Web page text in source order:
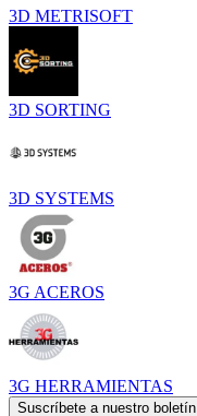
3D METRISOFT
3D SORTING
3D SYSTEMS
3G ACEROS
3G HERRAMIENTAS
Suscríbete a nuestro boletín